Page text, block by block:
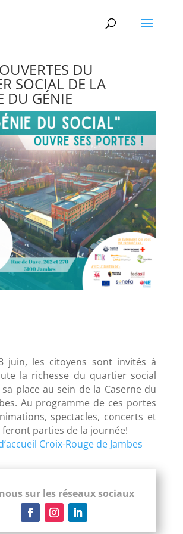
DU
SOCIAL DE LA
DU GÉNIE
juin, les citoyens sont invités à
la richesse du quartier social
place au sein de la Caserne du
Au programme de ces portes
spectacles, concerts et
parties de la journée!
Croix-Rouge de Jambes
sur les réseaux sociaux